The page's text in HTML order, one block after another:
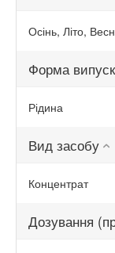
Осінь, Літо,
Форма
Рідина
Вид засобу
Концентрат
Дозування